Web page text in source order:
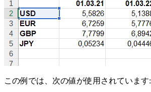
この例では、次の値が使用されています: